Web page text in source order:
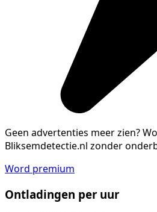
Geen advertenties meer zien?
Bliksemdetectie.nl zonder
Word premium
Ontladingen per uur